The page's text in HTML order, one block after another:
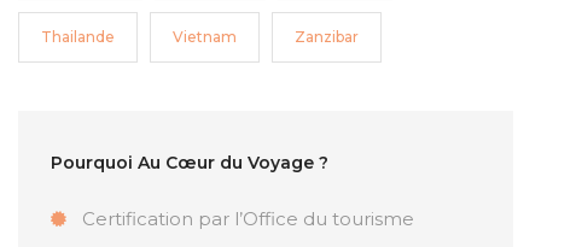
Thailande Vietnam Zanzibar
Pourquoi Au Cœur du Voyage ?
Certification par l’Office du tourisme